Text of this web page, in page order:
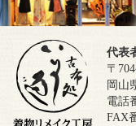
代表
〒
岡山
電話
FAX